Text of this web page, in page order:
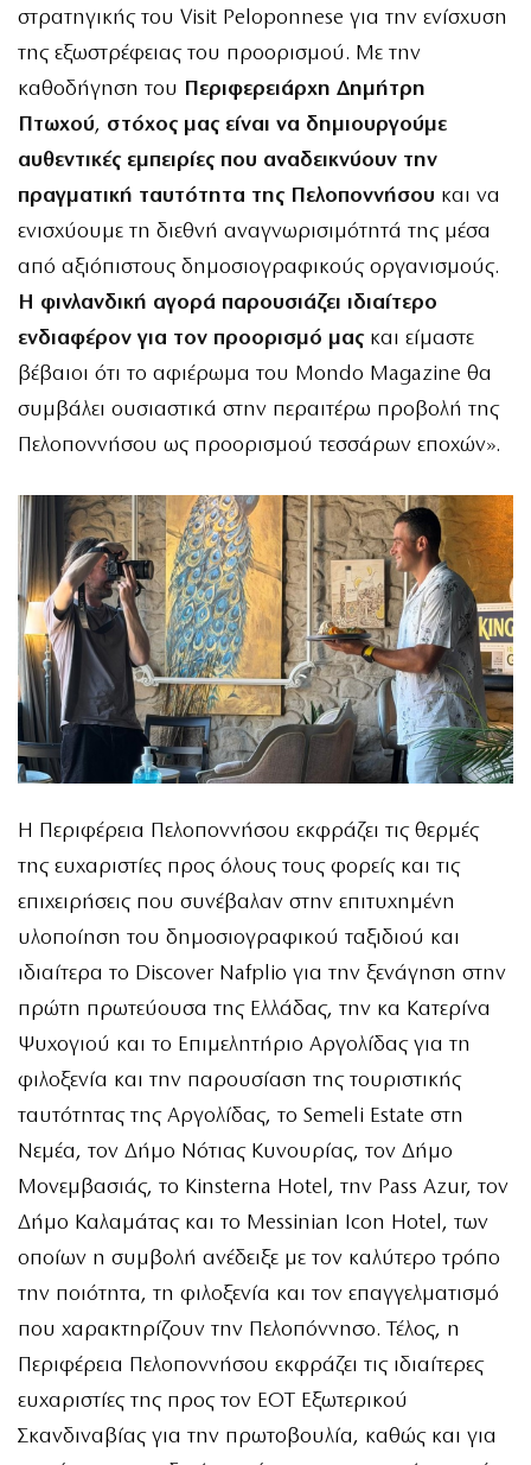
στρατηγικής του Visit Peloponnese για την ενίσχυση
της εξωστρέφειας του προορισμού. Με την
καθοδήγηση του Περιφερειάρχη Δημήτρη
Πτωχού, στόχος μας είναι να δημιουργούμε
αυθεντικές εμπειρίες που αναδεικνύουν την
πραγματική ταυτότητα της Πελοποννήσου και να
ενισχύουμε τη διεθνή αναγνωρισιμότητά της μέσα
από αξιόπιστους δημοσιογραφικούς οργανισμούς.
Η φινλανδική αγορά παρουσιάζει ιδιαίτερο
ενδιαφέρον για τον προορισμό μας και είμαστε
βέβαιοι ότι το αφιέρωμα του Mondo Magazine θα
συμβάλει ουσιαστικά στην περαιτέρω προβολή της
Πελοποννήσου ως προορισμού τεσσάρων εποχών».
Η Περιφέρεια Πελοποννήσου εκφράζει τις θερμές
της ευχαριστίες προς όλους τους φορείς και τις
επιχειρήσεις που συνέβαλαν στην επιτυχημένη
υλοποίηση του δημοσιογραφικού ταξιδιού και
ιδιαίτερα το Discover Nafplio για την ξενάγηση στην
πρώτη πρωτεύουσα της Ελλάδας, την κα Κατερίνα
Ψυχογιού και το Επιμελητήριο Αργολίδας για τη
φιλοξενία και την παρουσίαση της τουριστικής
ταυτότητας της Αργολίδας, το Semeli Estate στη
Νεμέα, τον Δήμο Νότιας Κυνουρίας, τον Δήμο
Μονεμβασιάς, το Kinsterna Hotel, την Pass Azur, τον
Δήμο Καλαμάτας και το Messinian Icon Hotel, των
οποίων η συμβολή ανέδειξε με τον καλύτερο τρόπο
την ποιότητα, τη φιλοξενία και τον επαγγελματισμό
που χαρακτηρίζουν την Πελοπόννησο. Τέλος, η
Περιφέρεια Πελοποννήσου εκφράζει τις ιδιαίτερες
ευχαριστίες της προς τον ΕΟΤ Εξωτερικού
Σκανδιναβίας για την πρωτοβουλία, καθώς και για